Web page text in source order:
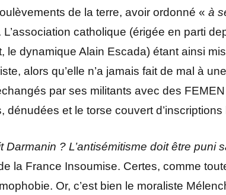
de la terre, avoir ordonné « à
L’association catholique (érigée en parti
le dynamique Alain Escada) étant ainsi
alors qu’elle n’a jamais fait de mal à
par ses militants avec des
dénudées et le torse couvert
Darmanin ? L’antisémitisme doit être puni
la France Insoumise. Certes, comme
Or, c’est bien le moraliste